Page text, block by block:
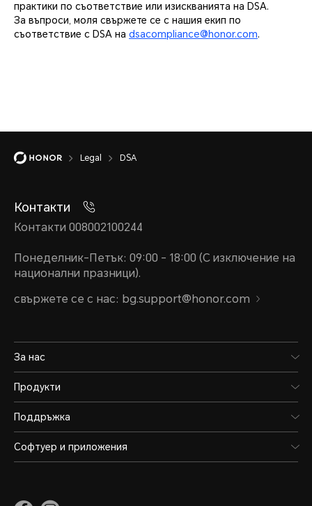
практики по съответствие или изискванията на DSA.
За въпроси, моля свържете се с нашия екип по
съответствие с DSA на dsacompliance@honor.com.
Legal DSA
Контакти
Контакти 008002100244
Понеделник-Петък: 09:00 - 18:00 (С изключение на
национални празници).
свържете се с нас: bg.support@honor.com
За нас
Продукти
Поддръжка
Софтуер и приложения